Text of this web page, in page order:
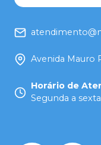
Avenida Mauro
Horário de
Segunda a